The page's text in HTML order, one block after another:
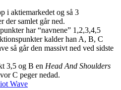
i aktiemarkedet og så 3
der samlet går ned.
har “navnene” 1,2,3,4,5
kalder han A, B, C
så går den massivt ned ved sidste
3,5 og B en Head And Shoulders
C peger nedad.
Wave